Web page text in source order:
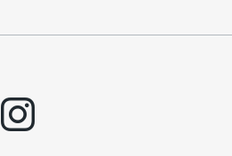
instagram